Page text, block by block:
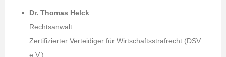
Dr. Thomas Helck
Rechtsanwalt
Zertifizierter Verteidiger für Wirtschaftsstrafrecht (DSV
e.V.)